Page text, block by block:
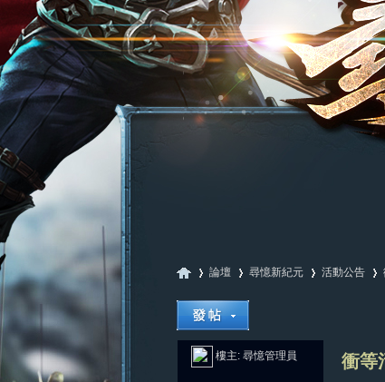
»
論壇
›
尋憶新紀元 活動公告
›
樓主: 尋憶管理員 衝等